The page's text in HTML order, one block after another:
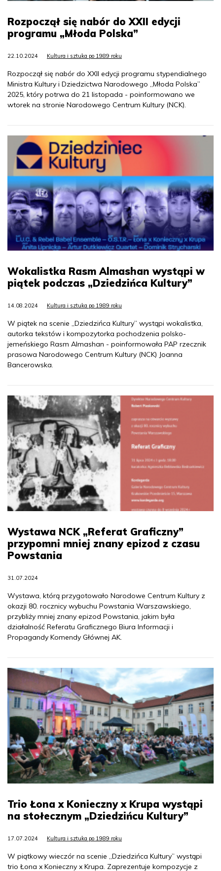
Rozpoczął się nabór do XXII edycji
programu „Młoda Polska”
22.10.2024 Kultura i sztuka po 1989 roku
Rozpoczął się nabór do XXII edycji programu stypendialnego
Ministra Kultury i Dziedzictwa Narodowego „Młoda Polska”
2025, który potrwa do 21 listopada - poinformowano we
wtorek na stronie Narodowego Centrum Kultury (NCK).
Wokalistka Rasm Almashan wystąpi w
piątek podczas „Dziedzińca Kultury”
14.08.2024 Kultura i sztuka po 1989 roku
W piątek na scenie „Dziedzińca Kultury” wystąpi wokalistka,
autorka tekstów i kompozytorka pochodzenia polsko-
jemeńskiego Rasm Almashan - poinformowała PAP rzecznik
prasowa Narodowego Centrum Kultury (NCK) Joanna
Bancerowska.
Wystawa NCK „Referat Graficzny”
przypomni mniej znany epizod z czasu
Powstania
31.07.2024
Wystawa, którą przygotowało Narodowe Centrum Kultury z
okazji 80. rocznicy wybuchu Powstania Warszawskiego,
przybliży mniej znany epizod Powstania, jakim była
działalność Referatu Graficznego Biura Informacji i
Propagandy Komendy Głównej AK.
Trio Łona x Konieczny x Krupa wystąpi
na stołecznym „Dziedzińcu Kultury”
17.07.2024 Kultura i sztuka po 1989 roku
W piątkowy wieczór na scenie „Dziedzińca Kultury” wystąpi
trio Łona x Konieczny x Krupa. Zaprezentuje kompozycje z